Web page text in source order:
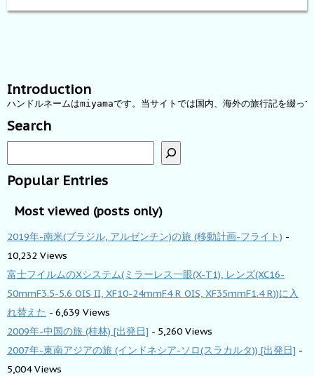
Introduction
ハンドルネームはmiyamaです。当サイトでは国内、海外の旅行記を綴っ
Search
Popular Entries
Most viewed (posts only)
2019年-南米(ブラジル, アルゼンチン)の旅 (移動計画-フライト) -
10,232 Views
富士フイルムのXシステム(ミラーレス一眼(X-T1), レンズ(XC16-
50mmF3.5-5.6 OIS II, XF10-24mmF4 R OIS, XF35mmF1.4 R))に入
れ替えた - 6,639 Views
2009年-中国の旅 (桂林) [出発日] - 5,260 Views
2007年-東南アジアの旅 (インドネシア-ソロ(スラカルタ)) [出発日] -
5,004 Views